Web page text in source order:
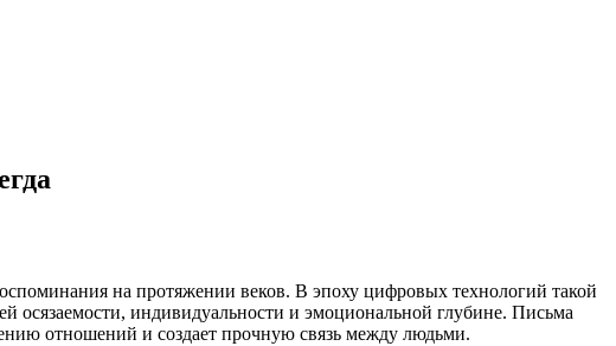
на протяжении веков. В эпоху цифровых технологий такой
осязаемости, индивидуальности и эмоциональной глубине. Письма
отношений и создает прочную связь между людьми.